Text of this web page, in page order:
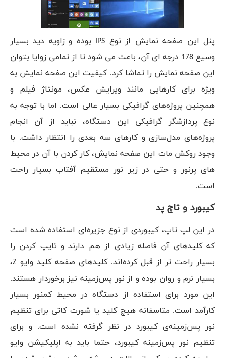
پنل این صفحه نمایش از نوع IPS بوده و زاویه دید بسیار
وسیع 178 درجه ای آن، باعث می شود تا از تمامی زوایا بتوان
این صفحه نمایش را تماشا کرد. کیفیت این صفحه نمایش به
ویژه برای کارهایی مانند ویرایش عکس، مونتاژ فیلم و
همچنین پروژه‌های گرافیکی بسیار عالی است. اما با توجه به
نوع پردازشگر گرافیکی این دستگاه، نباید از آن انجام
پروژه‌های مدل‌سازی و کارهای سه بعدی را انتظار داشت. با
وجود روکش مات این صفحه نمایش، کار کردن با آن در محیط
های پرنور و حتی در زیر نور مستقیم آفتاب بسیار راحت
است.
کیبورد و تاچ پد
در این لپ تاپ، کیبوردی از نوع جزیره‌ای استفاده شده است
که کلیدهای آن فاصله زیادی از هم دارند و تایپ کردن را
بسیار راحت تر از قبل کرده‌اند. کلیدهای صفحه کلید وایو Z،
بسیار نرم و روان بوده و از نور پس‌زمینه نیز برخوردار هستند.
این مورد برای استفاده از دستگاه در محیط کمنور بسیار
کارآمد است. متاسفانه هیچ کلید یا شورت کاتی برای تنظیم
نور پس‌زمینه‌ی کیبورد در نظر گرفته نشده است. و برای
تنظیم نور پس‌زمینه کیبورد، حتما باید به اپلیکیشن وایو